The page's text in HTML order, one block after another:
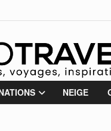
NEIGE